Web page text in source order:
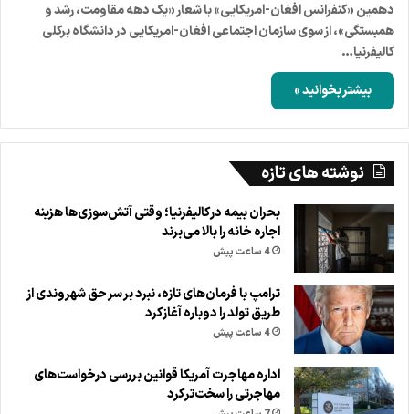
دهمین «کنفرانس افغان-امریکایی» با شعار «یک دهه مقاومت، رشد و
همبستگی»، از سوی سازمان اجتماعی افغان-امریکایی در دانشگاه برکلی
کالیفرنیا…
بیشتر بخوانید »
نوشته های تازه
بحران بیمه در کالیفرنیا؛ وقتی آتش‌سوزی‌ها هزینه
اجاره خانه را بالا می‌برند
4 ساعت پیش
ترامپ با فرمان‌های تازه، نبرد بر سر حق شهروندی از
طریق تولد را دوباره آغاز کرد
4 ساعت پیش
اداره مهاجرت آمریکا قوانین بررسی درخواست‌های
مهاجرتی را سخت‌تر کرد